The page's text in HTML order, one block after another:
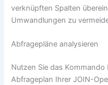
verknüpften Spalten
Umwandlungen zu
Abfragepläne analysieren
Nutzen Sie das Kommando
Abfrageplan Ihrer JOIN-